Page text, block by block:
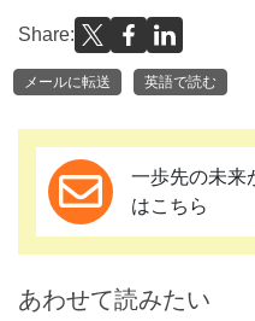
Share:
メールに転送 英語で読む
一歩先の未来
はこちら
あわせて読みたい